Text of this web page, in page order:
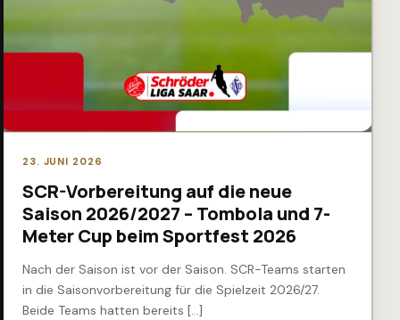
23. JUNI 2026
SCR-Vorbereitung auf die neue
Saison 2026/2027 – Tombola und 7-
Meter Cup beim Sportfest 2026
Nach der Saison ist vor der Saison. SCR-Teams starten
in die Saisonvorbereitung für die Spielzeit 2026/27.
Beide Teams hatten bereits […]